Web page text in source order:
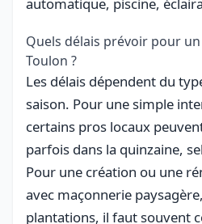
Quels délais prévoir pour
Toulon ?
Les délais dépendent du
saison. Pour une simple
certains pros locaux
parfois dans la quinzaine,
Pour une création ou une
avec maçonnerie
plantations, il faut souvent